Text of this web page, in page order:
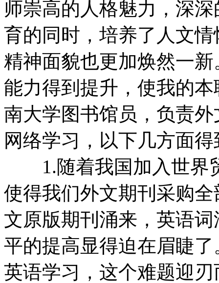
师崇高的人格魅力，深
育的同时，培养了人文
精神面貌也更加焕然一
能力得到提升，使我的
南大学图书馆员，负责
网络学习，以下几方面
1.随着我国加入世界
使得我们外文期刊采购
文原版期刊涌来，英语
平的提高显得迫在眉睫
英语学习，这个难题迎